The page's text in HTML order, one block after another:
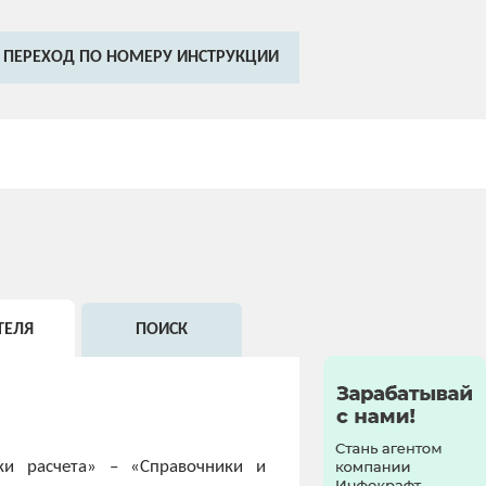
ПЕРЕХОД ПО НОМЕРУ ИНСТРУКЦИИ
ПОИСК
расчета» – «Справочники и